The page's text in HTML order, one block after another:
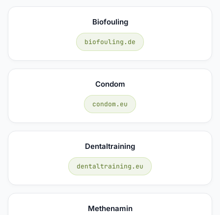
Biofouling
biofouling.de
Condom
condom.eu
Dentaltraining
dentaltraining.eu
Methenamin